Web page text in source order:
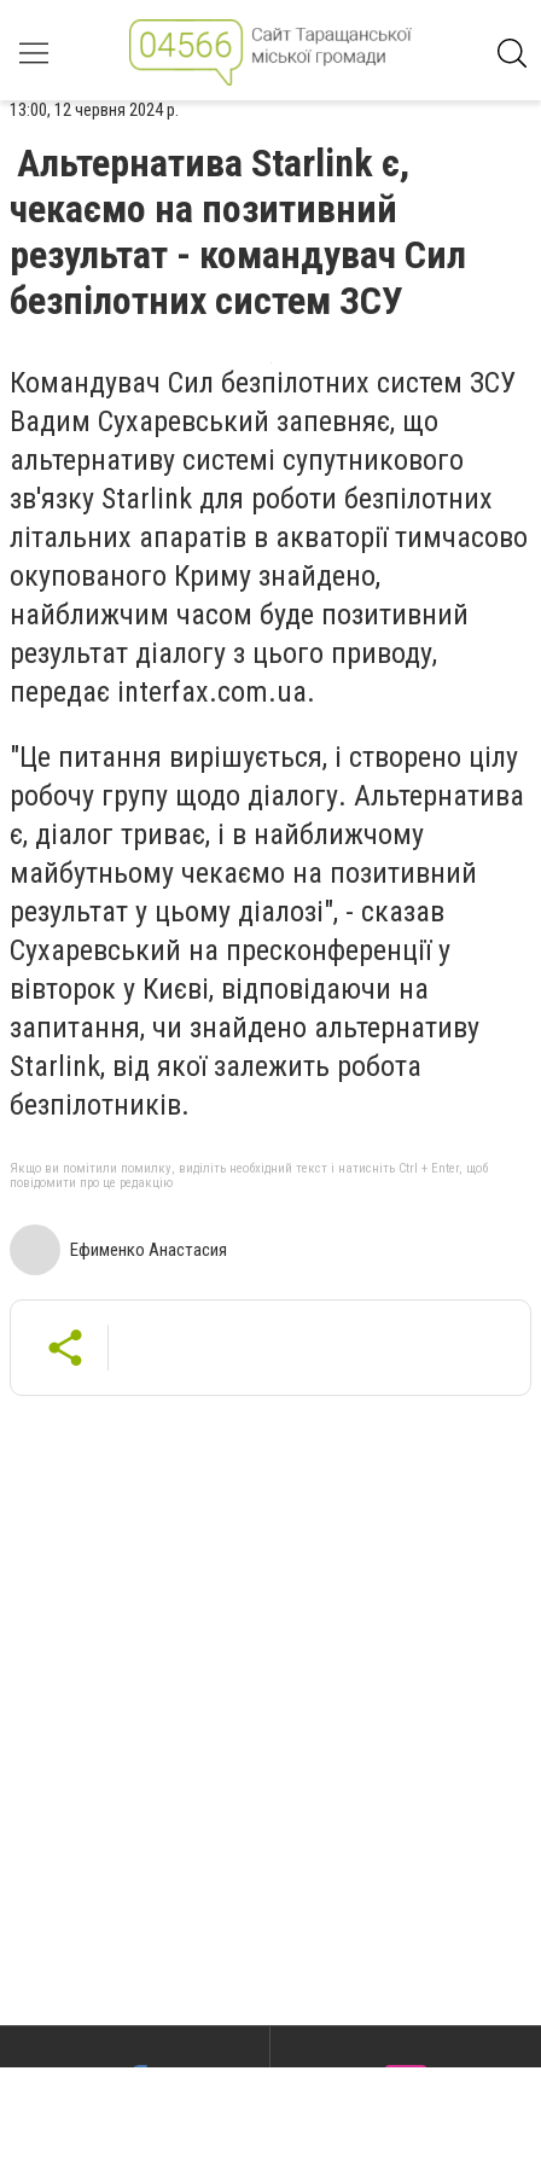
13:00, 12 червня 2024 р.
Альтернатива Starlink є,
чекаємо на позитивний
результат - командувач Сил
безпілотних систем ЗСУ
Командувач Сил безпілотних систем ЗСУ
Вадим Сухаревський запевняє, що
альтернативу системі супутникового
зв'язку Starlink для роботи безпілотних
літальних апаратів в акваторії тимчасово
окупованого Криму знайдено,
найближчим часом буде позитивний
результат діалогу з цього приводу,
передає interfax.com.ua.
"Це питання вирішується, і створено цілу
робочу групу щодо діалогу. Альтернатива
є, діалог триває, і в найближчому
майбутньому чекаємо на позитивний
результат у цьому діалозі", - сказав
Сухаревський на пресконференції у
вівторок у Києві, відповідаючи на
запитання, чи знайдено альтернативу
Starlink, від якої залежить робота
безпілотників.
Якщо ви помітили помилку, виділіть необхідний текст і натисніть Ctrl + Enter, щоб
повідомити про це редакцію
Ефименко Анастасия